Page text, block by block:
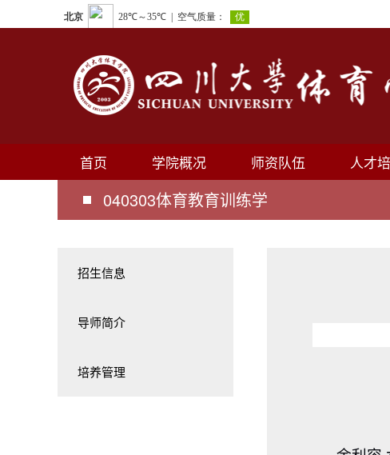
首页 学院概况 师资队伍 人才
040303体育教育训练学
招生信息
导师简介
培养管理